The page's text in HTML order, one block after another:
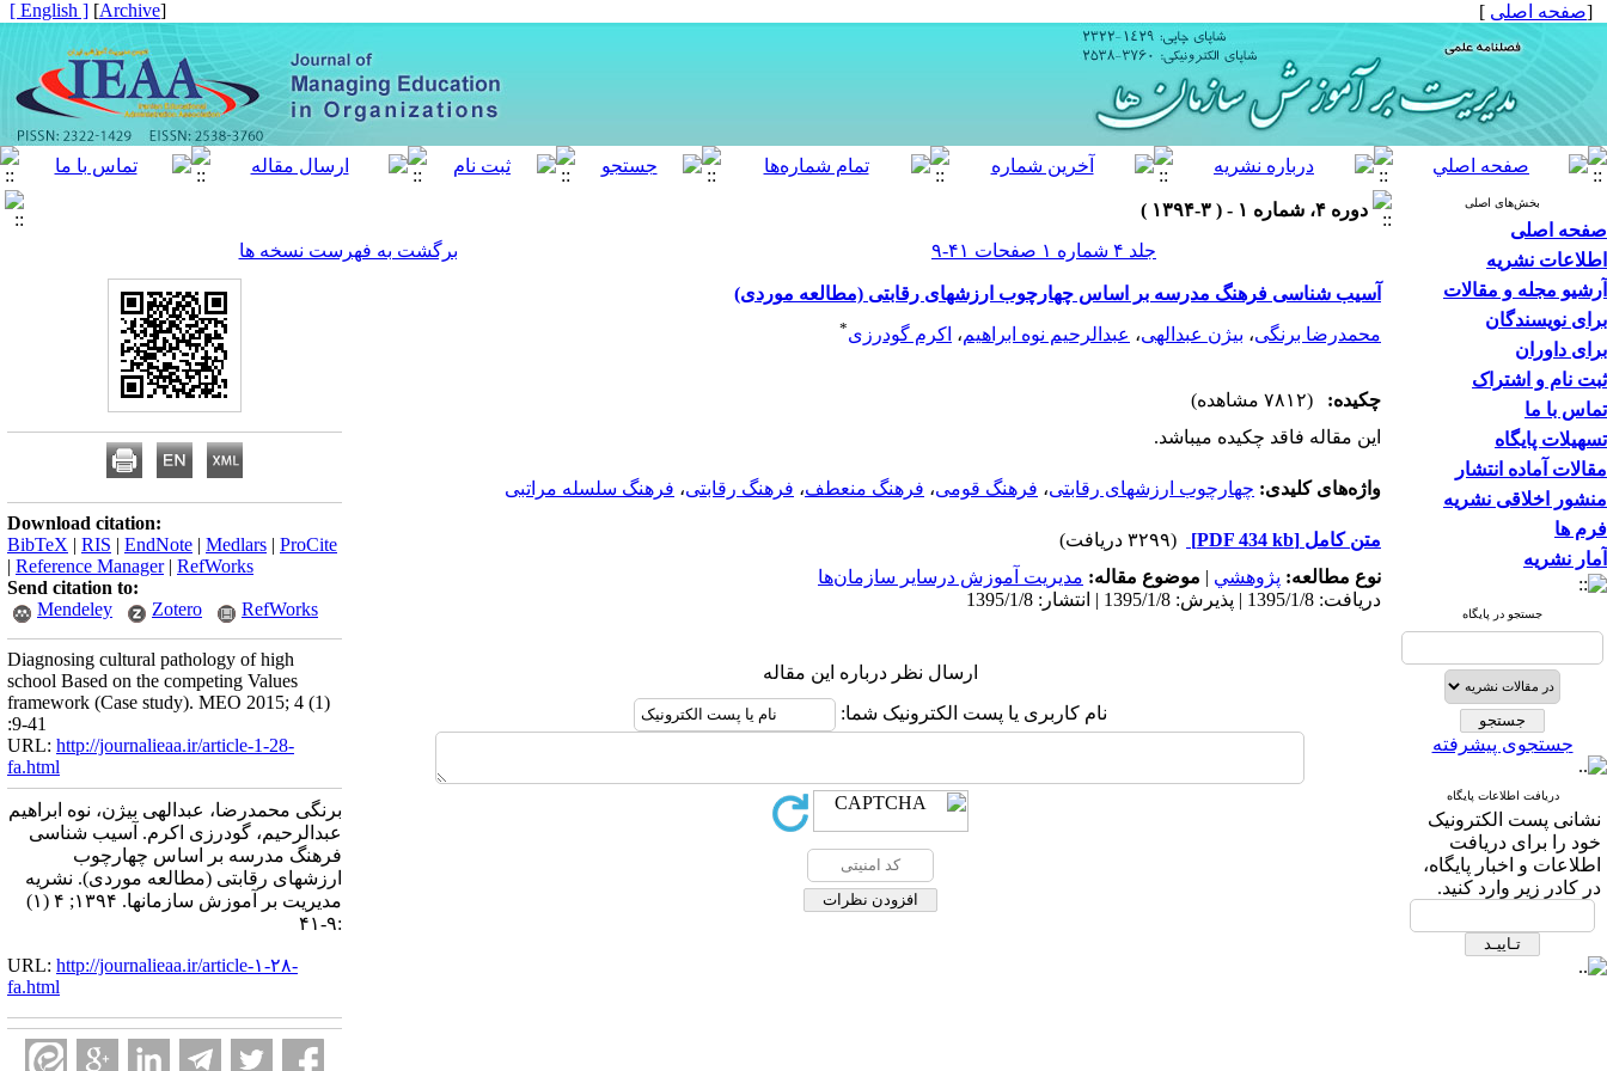
[صفحه اصلی ]
[
Archive
]
[ English ]
بخش‌های اصلی
صفحه اصلی
اطلاعات نشریه
آرشیو مجله و مقالات
برای نویسندگان
برای داوران
ثبت نام و اشتراک
تماس با ما
تسهیلات پایگاه
مقالات آماده انتشار
منشور اخلاقی نشریه
فرم ها
آمار نشریه
جستجو در پایگاه
جستجوی پیشرفته
دریافت اطلاعات پایگاه
نشانی پست الکترونیک
خود را برای دریافت
اطلاعات و اخبار پایگاه،
در کادر زیر وارد کنید.
دوره ۴، شماره ۱ - ( ۳-۱۳۹۴ )
جلد ۴ شماره ۱ صفحات ۴۱-۹
برگشت به فهرست نسخه ها
آسیب شناسی فرهنگ مدرسه بر اساس چهارچوب ارزشهای رقابتی (مطالعه موردی)
محمدرضا برنگی، بیژن عبدالهی، عبدالرحیم نوه ابراهیم، اکرم گودرزی*
چکیده:
(۷۸۱۲ مشاهده)
این مقاله فاقد چکیده می​باشد.
واژه‌های کلیدی: چهارچوب ارزشهای رقابتی، فرهنگ قومی، فرهنگ منعطف، فرهنگ رقابتی، فرهنگ سلسله مراتبی
متن کامل [PDF 434 kb]
(۳۲۹۹ دریافت)
نوع مطالعه: پژوهشي | موضوع مقاله: مدیریت آموزش درسایر سازمان‌ها
دریافت: 1395/1/8 | پذیرش: 1395/1/8 | انتشار: 1395/1/8
ارسال نظر درباره این مقاله
نام کاربری یا پست الکترونیک شما:
Download citation:
BibTeX | RIS | EndNote | Medlars | ProCite
| Reference Manager| RefWorks
Send citation to:
Mendeley
Zotero RefWorks
Diagnosing cultural pathology of high
school Based on the competing Values
framework (Case study). MEO 2015; 4 (1)
:9-41
URL: http://journalieaa.ir/article-1-28-
fa.html
برنگی محمدرضا، عبدالهی بیژن، نوه ابراهیم
عبدالرحیم، گودرزی اکرم. آسیب شناسی
فرهنگ مدرسه بر اساس چهارچوب
ارزشهای رقابتی (مطالعه موردی). نشریه
مديريت بر آموزش سازمانها. ۱۳۹۴; ۴ (۱)
:۹-۴۱
URL: http://journalieaa.ir/article-۱-۲۸-
fa.html